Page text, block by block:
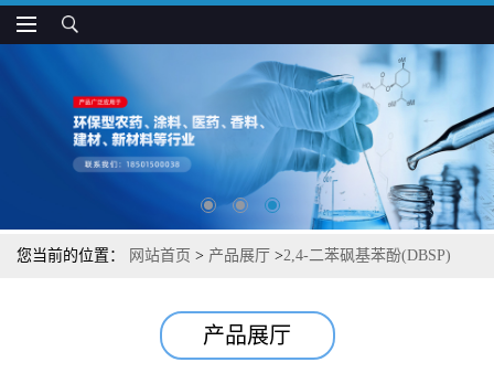
您当前的位置： 网站首页 > 产品展厅 >2,4-二苯砜基苯酚(DBSP)
产品展厅